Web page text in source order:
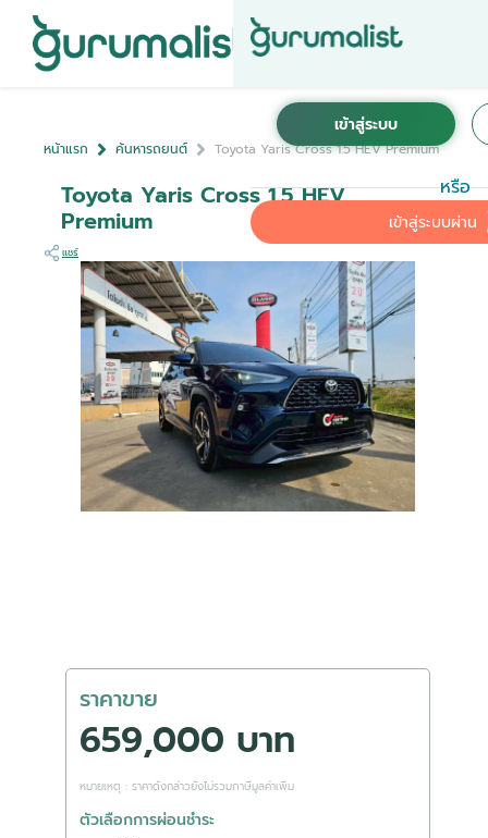
หรือ
เข้าสู่ระบบผ่าน
หน้าแรก ค้นหารถยนต์ Toyota Yaris Cross 1.5 HEV Premium
Toyota Yaris Cross 1.5 HEV
Premium
แชร์
ราคาขาย
659,000 บาท
หมายเหตุ : ราคาดังกล่าวยังไม่รวมภาษีมูลค่าเพิ่ม
ตัวเลือกการผ่อนชำระ